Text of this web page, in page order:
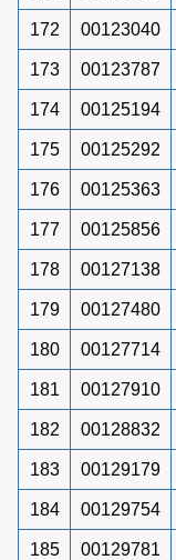
172 00123040
173 00123787
174 00125194
175 00125292
176 00125363
177 00125856
178 00127138
179 00127480
180 00127714
181 00127910
182 00128832
183 00129179
184 00129754
185 00129781